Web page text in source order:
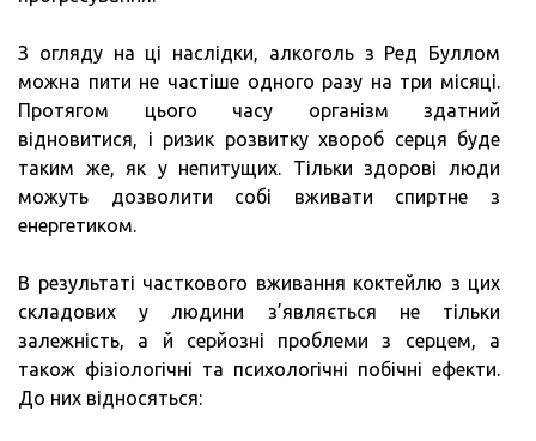
З огляду на ці наслідки, алкоголь з Ред Буллом
можна пити не частіше одного разу на три місяці.
Протягом цього часу організм здатний
відновитися, і ризик розвитку хвороб серця буде
таким же, як у непитущих. Тільки здорові люди
можуть дозволити собі вживати спиртне з
енергетиком.
В результаті часткового вживання коктейлю з цих
складових у людини з’являється не тільки
залежність, а й серйозні проблеми з серцем, а
також фізіологічні та психологічні побічні ефекти.
До них відносяться: